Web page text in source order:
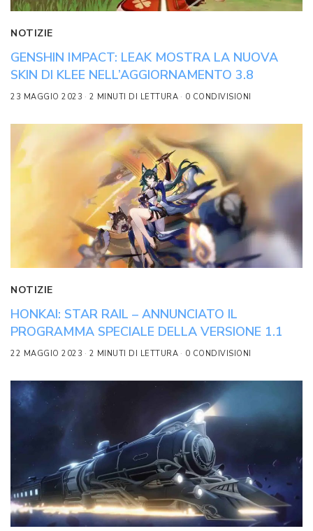
NOTIZIE
GENSHIN IMPACT: LEAK MOSTRA LA NUOVA
SKIN DI KLEE NELL’AGGIORNAMENTO 3.8
23 MAGGIO 2023 2 MINUTI DI LETTURA 0 CONDIVISIONI
NOTIZIE
HONKAI: STAR RAIL – ANNUNCIATO IL
PROGRAMMA SPECIALE DELLA VERSIONE 1.1
22 MAGGIO 2023 2 MINUTI DI LETTURA 0 CONDIVISIONI